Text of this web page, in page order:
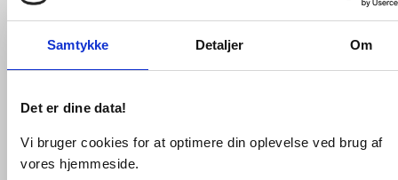
Samtykke Detaljer Om
Det er dine data!
Vi bruger cookies for at optimere din oplevelse ved brug af
vores hjemmeside.
WC-SÆDE TIL 9028
mail@vvs-shoppen.dk